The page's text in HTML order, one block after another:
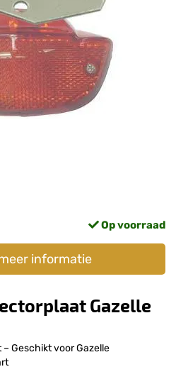
Op voorraad
informatie
Gazelle
– Geschikt voor Gazelle